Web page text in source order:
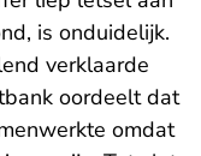
is onduidelijk.
verklaarde
oordeelt dat
omdat